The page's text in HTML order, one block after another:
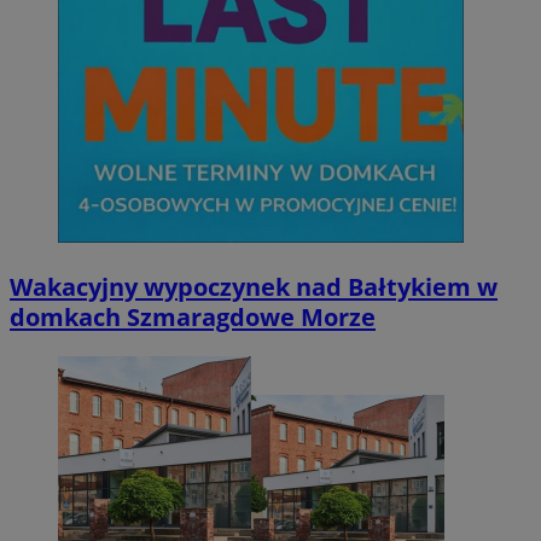
Wakacyjny wypoczynek nad Bałtykiem w
domkach Szmaragdowe Morze
VISITOR_PRIVACY_METADATA
YouTube
.youtube.com
5 miesięcy 4
tygodnie